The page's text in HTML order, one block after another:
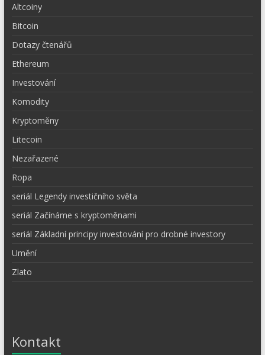
Altcoiny
Bitcoin
Dotazy čtenářů
Ethereum
Investování
Komodity
Kryptoměny
Litecoin
Nezařazené
Ropa
seriál Legendy investičního světa
seriál Začínáme s kryptoměnami
seriál Základní principy investování pro drobné investory
Umění
Zlato
Kontakt